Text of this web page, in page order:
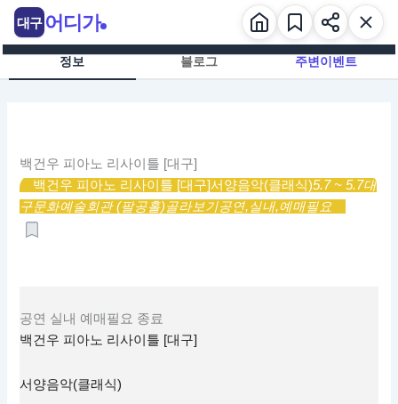
츠
정보 블로그 주변이벤트
백건우 피아노 리사이틀 [대구]
백건우 피아노 리사이틀 [대구]서양음악(클래식)5.7 ~ 5.7대
구문화예술회관 (팔공홀)골라보기공연,실내,예매필요
공연 실내 예매필요 종료
백건우 피아노 리사이틀 [대구]
서양음악(클래식)
대구 어디가